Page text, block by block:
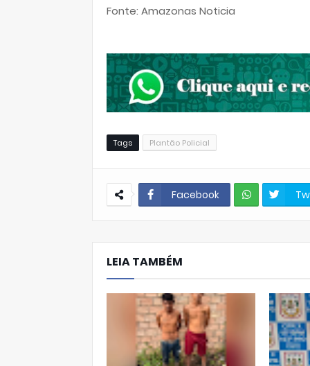
Fonte: Amazonas Noticia
Tags Plantão Policial
Facebook
hats
LEIA TAMBÉM